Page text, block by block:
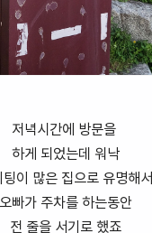
저녁시간에 방문을
하게 되었는데 워낙
팅이 많은 집으로 유명해서
오빠가 주차를 하는동안
전 줄을 서기로 했죠